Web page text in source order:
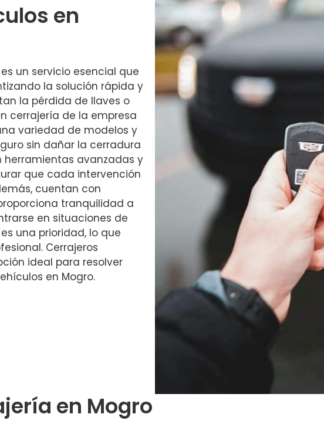
en
es un servicio esencial que
la solución rápida y
la pérdida de llaves o
cerrajería de la empresa
variedad de modelos y
sin dañar la cerradura
herramientas avanzadas y
que cada intervención
cuentan con
tranquilidad a
en situaciones de
una prioridad, lo que
Cerrajeros
ideal para resolver
en Mogro.
en Mogro